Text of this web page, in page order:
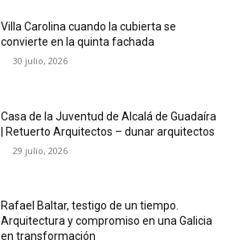
Villa Carolina cuando la cubierta se
convierte en la quinta fachada
30 julio, 2026
Casa de la Juventud de Alcalá de Guadaíra
| Retuerto Arquitectos – dunar arquitectos
29 julio, 2026
Rafael Baltar, testigo de un tiempo.
Arquitectura y compromiso en una Galicia
en transformación